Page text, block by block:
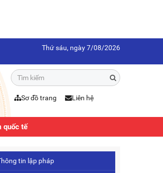
Thứ sáu, ngày 7/08/2026
Sơ đồ trang Liên hệ
quốc tế
tin lập pháp